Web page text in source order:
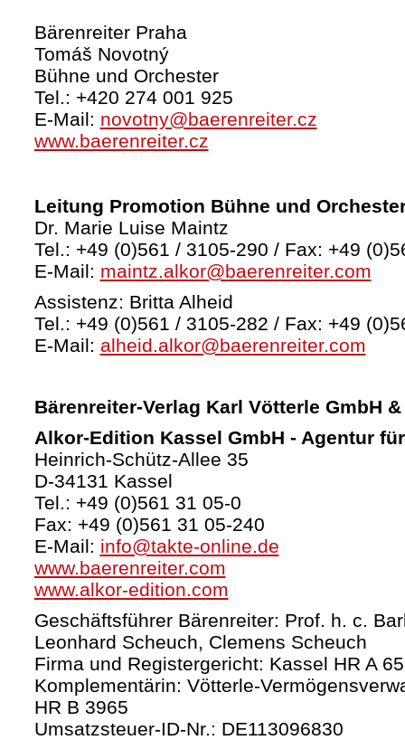
Bärenreiter Praha
Tomáš Novotný
Bühne und Orchester
Tel.: +420 274 001 925
E-Mail: novotny@baerenreiter.cz
www.baerenreiter.cz
Leitung Promotion Bühne und
Dr. Marie Luise Maintz
Tel.: +49 (0)561 / 3105-290 / Fax: +49
E-Mail: maintz.alkor@baerenreiter.com
Assistenz: Britta Alheid
Tel.: +49 (0)561 / 3105-282 / Fax: +49
E-Mail: alheid.alkor@baerenreiter.com
Bärenreiter-Verlag Karl Vötterle GmbH &
Alkor-Edition Kassel GmbH - Agentur
Heinrich-Schütz-Allee 35
D-34131 Kassel
Tel.: +49 (0)561 31 05-0
Fax: +49 (0)561 31 05-240
E-Mail: info@takte-online.de
www.baerenreiter.com
www.alkor-edition.com
Geschäftsführer Bärenreiter: Prof. h. c.
Leonhard Scheuch, Clemens Scheuch
Firma und Registergericht: Kassel HR A
Komplementärin: Vötterle-
HR B 3965
Umsatzsteuer-ID-Nr.: DE113096830